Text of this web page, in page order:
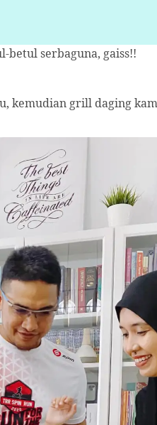
betul serbaguna, gaiss!!
kemudian grill daging